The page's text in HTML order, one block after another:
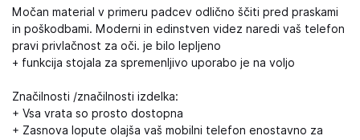
Močan material v primeru padcev odlično ščiti pred praskami
in poškodbami. Moderni in edinstven videz naredi vaš telefon
pravi privlačnost za oči. je bilo lepljeno
+ funkcija stojala za spremenljivo uporabo je na voljo
Značilnosti /značilnosti izdelka:
+ Vsa vrata so prosto dostopna
+ Zasnova lopute olajša vaš mobilni telefon enostavno za